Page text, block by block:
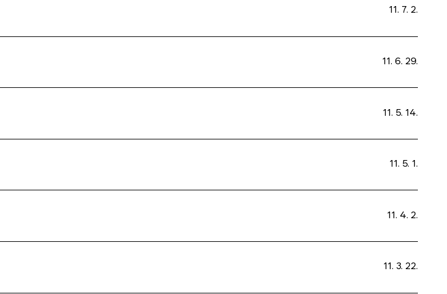
11. 7. 2.
11. 6. 29.
11. 5. 14.
11. 5. 1.
11. 4. 2.
11. 3. 22.